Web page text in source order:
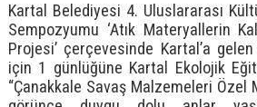
Kartal Belediyesi 4. Uluslararası
Sempozyumu ‘Atık Materyallerin
Projesi’ çerçevesinde Kartal’a
için 1 günlüğüne Kartal Ekolojik
“Çanakkale Savaş Malzemeleri Özel